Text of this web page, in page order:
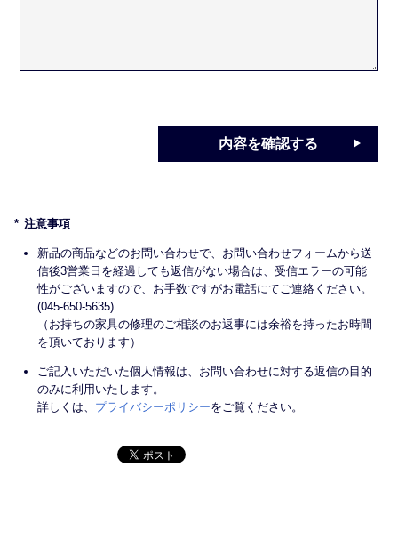
内容を確認する
注意事項
新品の商品などのお問い合わせで、お問い合わせフォームから送
信後3営業日を経過しても返信がない場合は、受信エラーの可能
性がございますので、お手数ですがお電話にてご連絡ください。
(045-650-5635)
（お持ちの家具の修理のご相談のお返事には余裕を持ったお時間
を頂いております）
ご記入いただいた個人情報は、お問い合わせに対する返信の目的
のみに利用いたします。
詳しくは、 プライバシーポリシーをご覧ください。